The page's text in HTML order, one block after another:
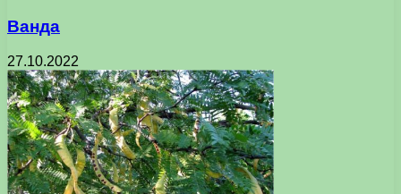
Ванда
27.10.2022